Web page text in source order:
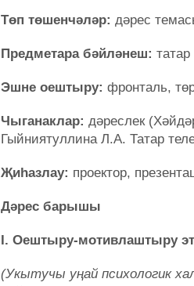
Төп төшенчәләр: дәрес
Предметара бәйләнеш:
Эшне оештыру: фронталь,
Чыганаклар: дәреслек
Гыйниятуллина Л.А. Татар
Җиһазлау: проектор,
Дәрес барышы
I. Оештыру-мотивлаштыру
(Укытучы уңай психологик